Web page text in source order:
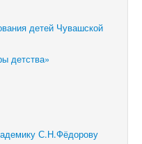
детей Чувашской
детства»
С.Н.Фёдорову